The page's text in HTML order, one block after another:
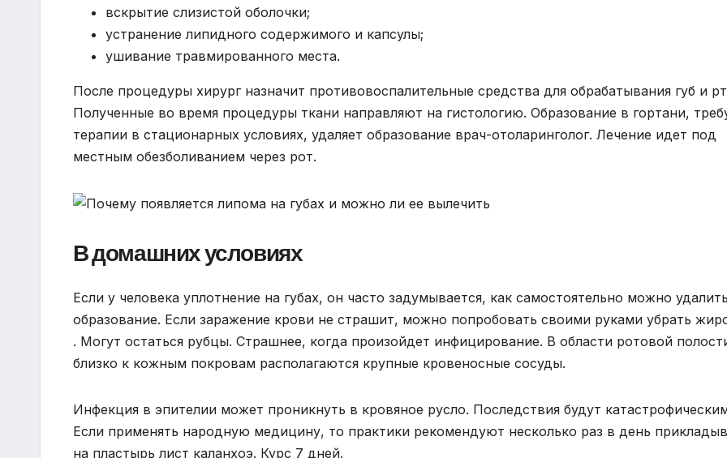
вскрытие слизистой оболочки;
устранение липидного содержимого и капсулы;
ушивание травмированного места.
После процедуры хирург назначит противовоспалительные средства для обрабатывания губ и
Полученные во время процедуры ткани направляют на гистологию. Образование в гортани,
терапии в стационарных условиях, удаляет образование врач-отоларинголог. Лечение идет под
местным обезболиванием через рот.
В домашних условиях
Если у человека уплотнение на губах, он часто задумывается, как самостоятельно можно
образование. Если заражение крови не страшит, можно попробовать своими руками убрать
. Могут остаться рубцы. Страшнее, когда произойдет инфицирование. В области ротовой
близко к кожным покровам располагаются крупные кровеносные сосуды.
Инфекция в эпителии может проникнуть в кровяное русло. Последствия будут
Если применять народную медицину, то практики рекомендуют несколько раз в день
на пластырь лист каланхоэ. Курс 7 дней.